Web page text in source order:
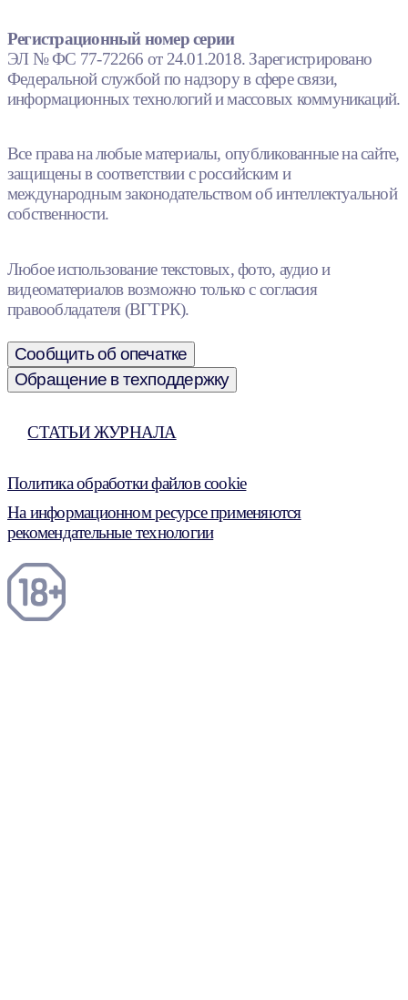
Регистрационный номер серии
ЭЛ № ФС 77-72266 от 24.01.2018. Зарегистрировано
Федеральной службой по надзору в сфере связи,
информационных технологий и массовых коммуникаций.
Все права на любые материалы, опубликованные на сайте,
защищены в соответствии с российским и
международным законодательством об интеллектуальной
собственности.
Любое использование текстовых, фото, аудио и
видеоматериалов возможно только с согласия
правообладателя (ВГТРК).
Сообщить об опечатке
Обращение в техподдержку
СТАТЬИ ЖУРНАЛА
Политика обработки файлов cookie
На информационном ресурсе применяются
рекомендательные технологии